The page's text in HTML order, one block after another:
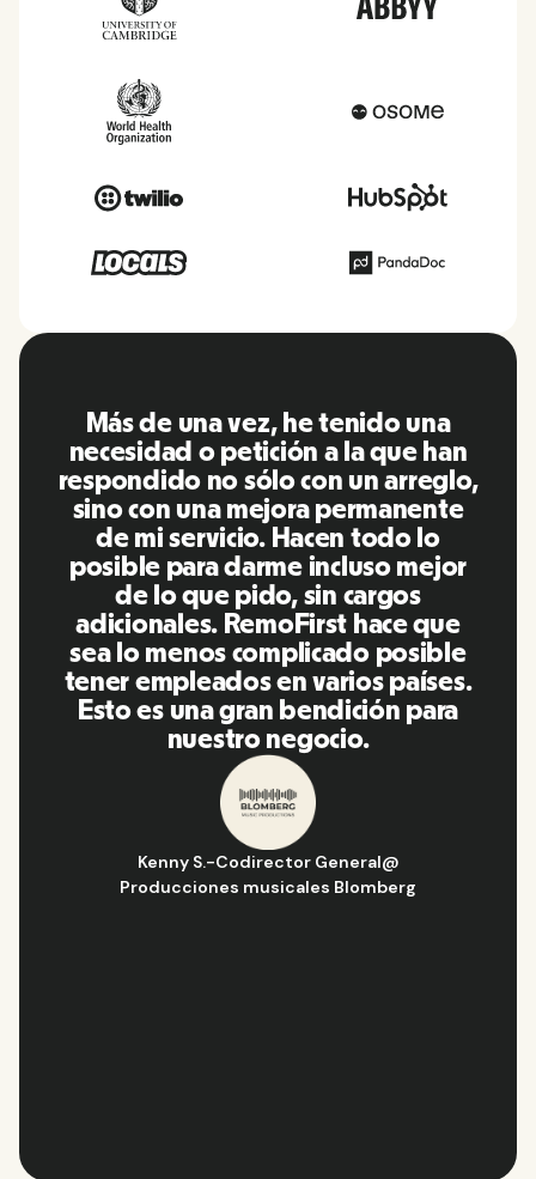
RemoFirst es una plataforma
increíble, todo es muy fácil de usar
y fácil de usar en comparación con
otras herramientas que he estado
utilizando en el pasado. Inna y el
equipo fueron puntuales y
respondieron a mis preguntas de
manera más que oportuna,
¡además de hacernos la vida súper
fácil! Un gran equipo y una gran
plataforma, la recomendaré
encarecidamente a mi red.
Hugo D.-Director de Operaciones y Estrategia
Aflorítmico